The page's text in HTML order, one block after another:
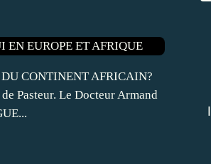
CONTINENT AFRICAIN?
Pasteur. Le Docteur Armand